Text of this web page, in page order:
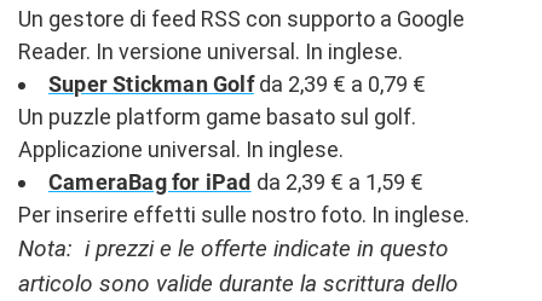
Un gestore di feed RSS con supporto a Google
Reader. In versione universal. In inglese.
Super Stickman Golfda 2,39 € a 0,79 €
Un puzzle platform game basato sul golf.
Applicazione universal. In inglese.
CameraBag for iPad da 2,39 € a 1,59 €
Per inserire effetti sulle nostro foto. In inglese.
Nota: i prezzi e le offerte indicate in questo
articolo sono valide durante la scrittura dello